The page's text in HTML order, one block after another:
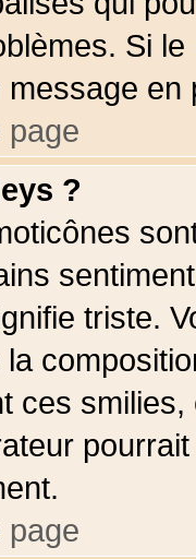
Si
page
?
triste.
ces
page